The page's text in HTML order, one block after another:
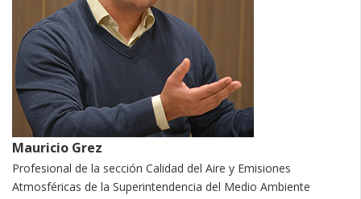
Mauricio Grez
Profesional de la sección Calidad del Aire y Emisiones
Atmosféricas de la Superintendencia del Medio Ambiente